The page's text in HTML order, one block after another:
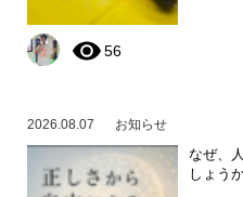
56
2026.08.07 お知らせ
なぜ、
しょう